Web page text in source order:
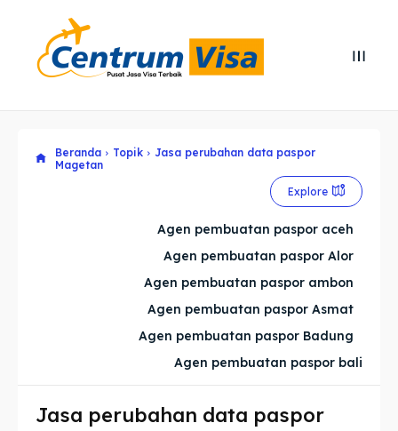
Explore our destinations
Imta
Explore our destinations
Imta
Beranda Topik
Jasa perubahan data paspor
Magetan
Explore
Agen pembuatan paspor aceh
Agen pembuatan paspor Alor
Agen pembuatan paspor ambon
Agen pembuatan paspor Asmat
Agen pembuatan paspor Badung
Agen pembuatan paspor bali
Jasa perubahan data paspor